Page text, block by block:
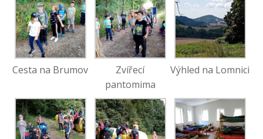
Cesta na Brumov
Zvířecí
pantomima
Výhled na Lomnici